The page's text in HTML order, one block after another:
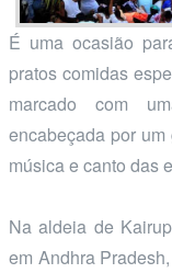
É uma ocasião
pratos comidas
marcado com
encabeçada por
música e canto das
Na aldeia de
em Andhra